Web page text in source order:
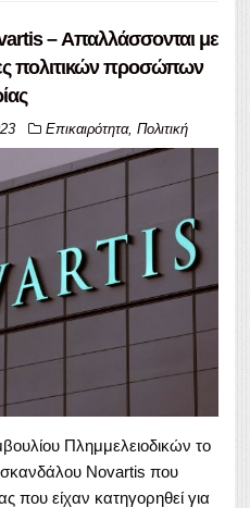
– Απαλλάσσονται με
πολιτικών προσώπων
Επικαιρότητα, Πολιτική
Πλημμελειοδικών το
Novartis που
που είχαν κατηγορηθεί για